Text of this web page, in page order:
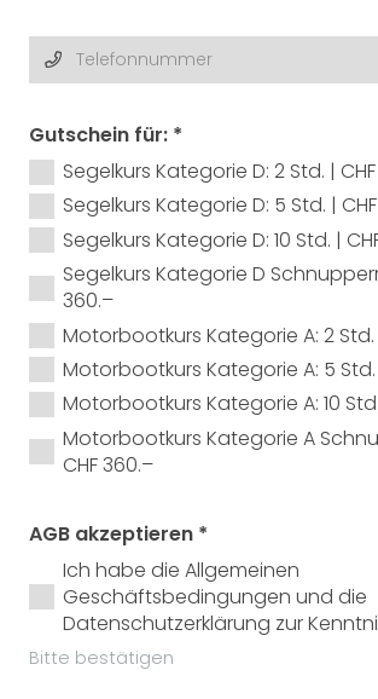
Gutschein für: *
Segelkurs Kategorie D: 2 Std. |
Segelkurs Kategorie D: 5 Std. |
Segelkurs Kategorie D: 10 Std. |
Segelkurs Kategorie D
360.–
Motorbootkurs Kategorie A: 2 Std.
Motorbootkurs Kategorie A: 5 Std.
Motorbootkurs Kategorie A: 10 Std.
Motorbootkurs Kategorie A
CHF 360.–
AGB akzeptieren *
Ich habe die Allgemeinen
Geschäftsbedingungen und die
Datenschutzerklärung zur
Bitte bestätigen